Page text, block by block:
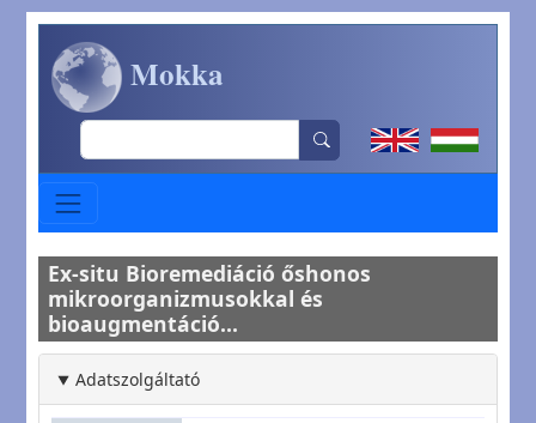
Ugrás a tartalomra
Mokka
Search
Ex-situ Bioremediáció őshonos
mikroorganizmusokkal és
bioaugmentáció...
Adatszolgáltató